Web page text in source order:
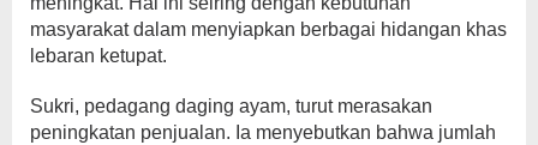
masyarakat dalam menyiapkan berbagai hidangan khas
lebaran ketupat.
Sukri, pedagang daging ayam, turut merasakan
peningkatan penjualan. Ia menyebutkan bahwa jumlah